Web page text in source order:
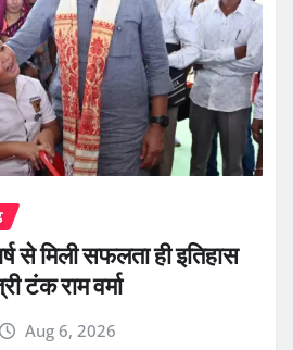
से मिली सफलता ही इतिहास
टंक राम वर्मा
Aug 6, 2026